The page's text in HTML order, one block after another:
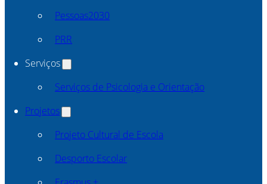
Pessoas2030
PRR
Serviços
Serviços de Psicologia e Orientação
Projetos
Projeto Cultural de Escola
Desporto Escolar